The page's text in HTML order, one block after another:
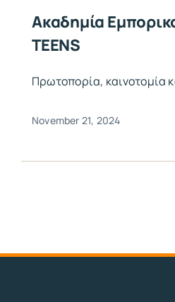
Ακαδημία
TEENS
Πρωτοπορία, καινοτομία
November 21, 2024